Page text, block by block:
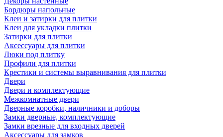
Бордюры напольные
Клеи и затирки для плитки
Клеи для укладки плитки
Затирки для плитки
Аксессуары для плитки
Люки под плитку
Профили для плитки
Крестики и системы выравнивания для плитки
Двери
Двери и комплектующие
Межкомнатные двери
Дверные коробки, наличники и доборы
Замки дверные, комплектующие
Замки врезные для входных дверей
Аксессуары для замков